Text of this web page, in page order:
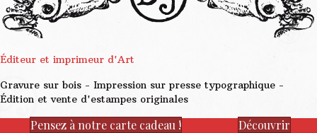
Éditeur et imprimeur d'Art
Gravure sur bois - Impression sur presse typographique -
Édition et vente d'estampes originales
Pensez à notre carte cadeau ! Découvrir